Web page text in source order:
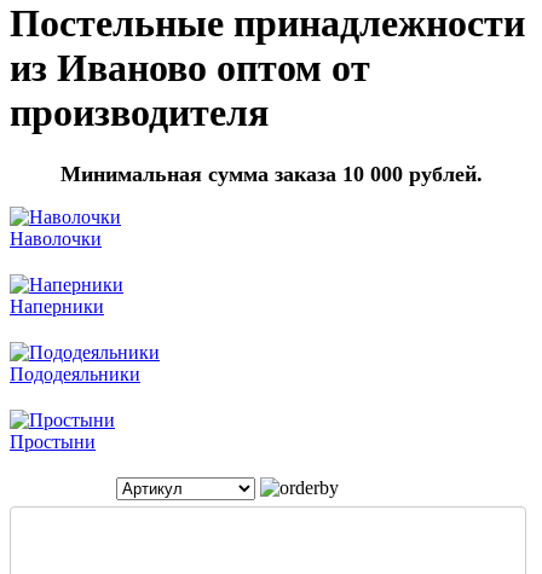
Постельные принадлежности
из Иваново оптом от
производителя
Минимальная сумма заказа 10 000 рублей.
Наволочки
Наперники
Пододеяльники
Простыни